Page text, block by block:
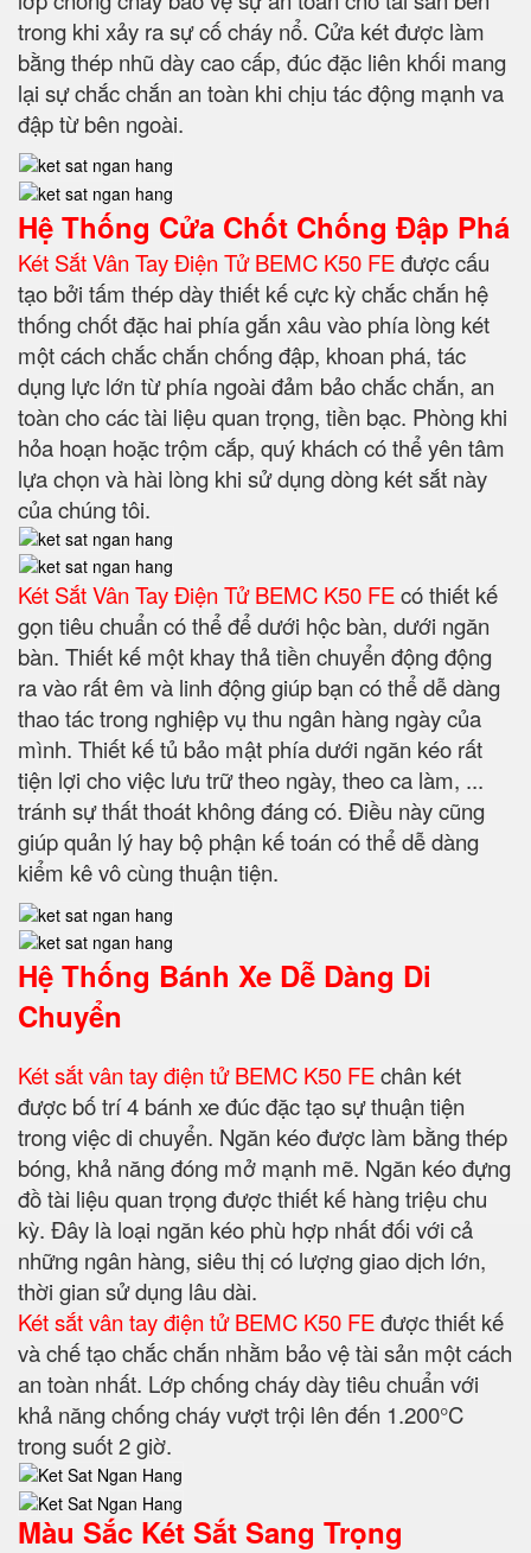
trong khi xảy ra sự cố cháy nổ. Cửa két được làm
bằng thép nhũ dày cao cấp, đúc đặc liên khối mang
lại sự chắc chắn an toàn khi chịu tác động mạnh va
đập từ bên ngoài.
Hệ Thống Cửa Chốt Chống Đập Phá
Két Sắt Vân Tay Điện Tử BEMC K50 FEđược cấu
tạo bởi tấm thép dày thiết kế cực kỳ chắc chắn hệ
thống chốt đặc hai phía gắn xâu vào phía lòng két
một cách chắc chắn chống đập, khoan phá, tác
dụng lực lớn từ phía ngoài đảm bảo chắc chắn, an
toàn cho các tài liệu quan trọng, tiền bạc. Phòng khi
hỏa hoạn hoặc trộm cắp, quý khách có thể yên tâm
lựa chọn và hài lòng khi sử dụng dòng két sắt này
của chúng tôi.
Két Sắt Vân Tay Điện Tử BEMC K50 FEcó thiết kế
gọn tiêu chuẩn có thể để dưới hộc bàn, dưới ngăn
bàn. Thiết kế một khay thả tiền chuyển động động
ra vào rất êm và linh động giúp bạn có thể dễ dàng
thao tác trong nghiệp vụ thu ngân hàng ngày của
mình. Thiết kế tủ bảo mật phía dưới ngăn kéo rất
tiện lợi cho việc lưu trữ theo ngày, theo ca làm, ...
tránh sự thất thoát không đáng có. Điều này cũng
giúp quản lý hay bộ phận kế toán có thể dễ dàng
kiểm kê vô cùng thuận tiện.
Hệ Thống Bánh Xe Dễ Dàng Di
Chuyển
Két sắt vân tay điện tử BEMC K50 FEchân két
được bố trí 4 bánh xe đúc đặc tạo sự thuận tiện
trong việc di chuyển. Ngăn kéo được làm bằng thép
bóng, khả năng đóng mở mạnh mẽ. Ngăn kéo đựng
đồ tài liệu quan trọng được thiết kế hàng triệu chu
kỳ. Đây là loại ngăn kéo phù hợp nhất đối với cả
những ngân hàng, siêu thị có lượng giao dịch lớn,
thời gian sử dụng lâu dài.
Két sắt vân tay điện tử BEMC K50 FEđược thiết kế
và chế tạo chắc chắn nhằm bảo vệ tài sản một cách
an toàn nhất. Lớp chống cháy dày tiêu chuẩn với
khả năng chống cháy vượt trội lên đến 1.200°C
trong suốt 2 giờ.
Màu Sắc Két Sắt Sang Trọng